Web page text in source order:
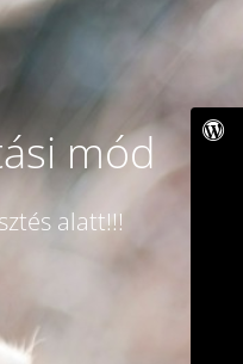
mód
alatt!!!